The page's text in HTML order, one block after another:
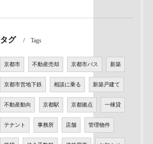
タグ Tags
京都市 不動産売却 京都市バス 新築
京都市営地下鉄 相談に乗る 新築戸建て
不動産動向 京都駅 京都拠点 一棟貸
テナント 事務所 店舗 管理物件